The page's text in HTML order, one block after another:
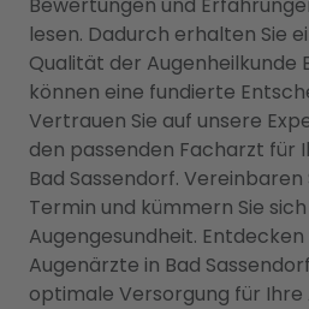
lesen. Dadurch erhalten Sie
Qualität der Augenheilkunde
können eine fundierte
Vertrauen Sie auf unsere
den passenden Facharzt für
Bad Sassendorf.
Termin und kümmern Sie
Augengesundheit.
Augenärzte in Bad
optimale Versorgung für Ihre